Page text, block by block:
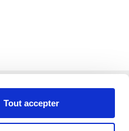
Tout accepter